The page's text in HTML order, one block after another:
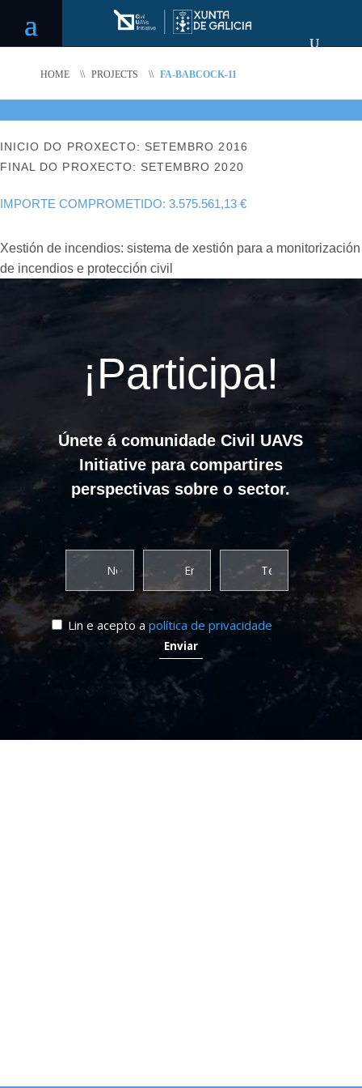
HOME \\ PROJECTS \\ FA-BABCOCK-11
INICIO DO PROXECTO: SETEMBRO 2016
FINAL DO PROXECTO: SETEMBRO 2020
IMPORTE COMPROMETIDO: 3.575.561,13 €
Xestión de incendios: sistema de xestión para a monitorización
de incendios e protección civil
¡Participa!
Únete á comunidade Civil UAVS
Initiative para compartires
perspectivas sobre o sector.
Lin e acepto a política de privacidade